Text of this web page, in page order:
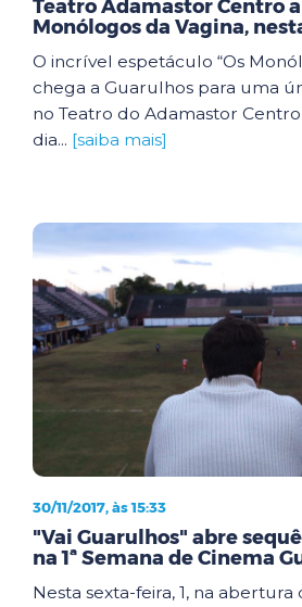
Teatro Adamastor Centro
Monólogos da Vagina,
O incrível espetáculo “Os
chega a Guarulhos para uma
no Teatro do Adamastor
dia... [saiba mais]
30/11/2017, às 15:33
"Vai Guarulhos" abre
na 1ª Semana de Cinema
Nesta sexta-feira, 1, na abertura